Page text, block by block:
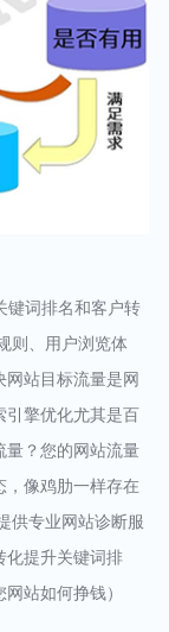
键词排名和客户转
则、用户浏览体
站目标流量是网
引擎优化尤其是百
量？您的网站流量
像鸡肋一样存在
供专业网站诊断服
化提升关键词排
站如何挣钱）